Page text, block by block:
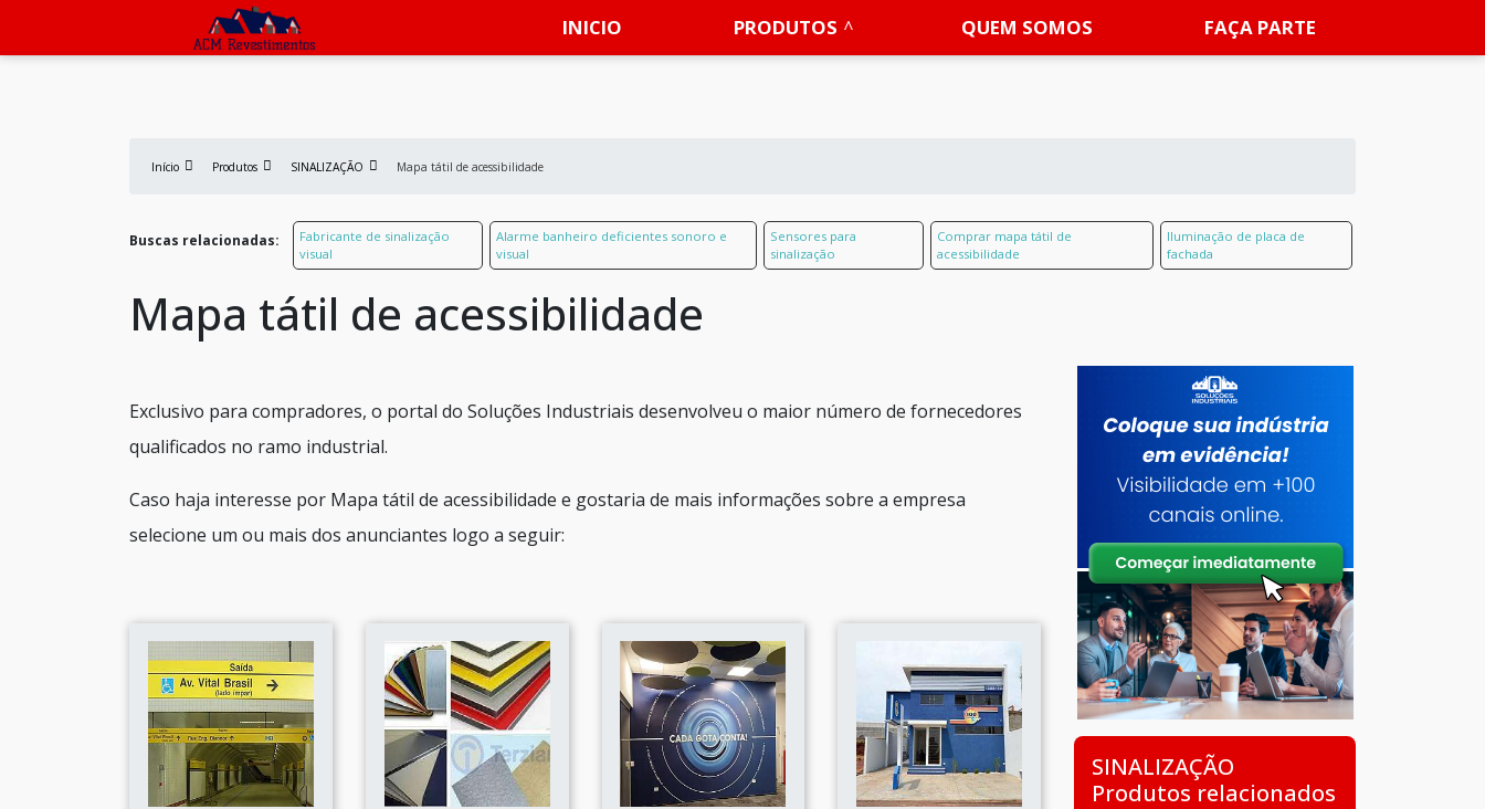
INICIO PRODUTOS QUEM SOMOS FAÇA PARTE
Início Produtos SINALIZAÇÃO Mapa tátil de acessibilidade
Buscas relacionadas:
Fabricante de sinalização
visual
Alarme banheiro deficientes sonoro e
visual
Sensores para
sinalização
Comprar mapa tátil de
acessibilidade
Iluminação de placa de
fachada
Mapa tátil de acessibilidade
Exclusivo para compradores, o portal do Soluções Industriais desenvolveu o maior número de fornecedores
qualificados no ramo industrial.
Caso haja interesse por Mapa tátil de acessibilidade e gostaria de mais informações sobre a empresa
selecione um ou mais dos anunciantes logo a seguir:
SINALIZAÇÃO
Produtos relacionados